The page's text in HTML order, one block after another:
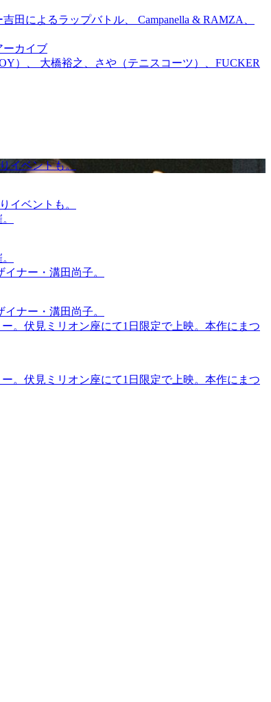
田によるラップバトル、 Campanella & RAMZA、
ーカイブ
）、 大橋裕之、さや（テニスコーツ）、FUCKER
イベントも。
イベントも。
ナー・溝田尚子。
ナー・溝田尚子。
。伏見ミリオン座にて1日限定で上映。本作にまつ
。伏見ミリオン座にて1日限定で上映。本作にまつ